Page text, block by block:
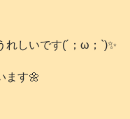
しいです(´；ω；`)✨
ます🌼